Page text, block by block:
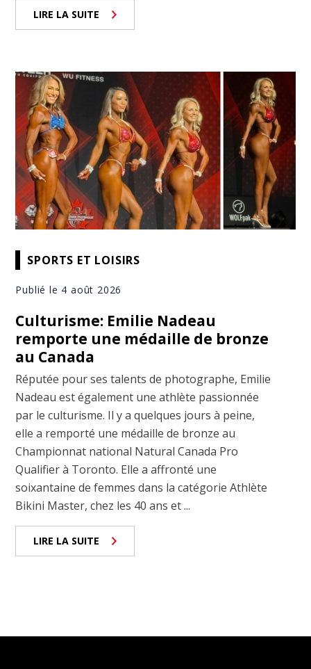
LIRE LA SUITE
SPORTS ET LOISIRS
Publié le 4 août 2026
Culturisme: Emilie Nadeau
remporte une médaille de bronze
au Canada
Réputée pour ses talents de photographe, Emilie
Nadeau est également une athlète passionnée
par le culturisme. Il y a quelques jours à peine,
elle a remporté une médaille de bronze au
Championnat national Natural Canada Pro
Qualifier à Toronto. Elle a affronté une
soixantaine de femmes dans la catégorie Athlète
Bikini Master, chez les 40 ans et ...
LIRE LA SUITE